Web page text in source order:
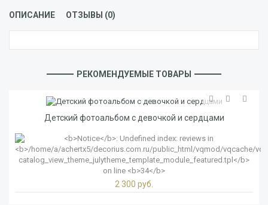
ОПИСАНИЕ ОТЗЫВЫ (0)
РЕКОМЕНДУЕМЫЕ ТОВАРЫ
Детский фотоальбом с девочкой и сердцами
2 300 руб.